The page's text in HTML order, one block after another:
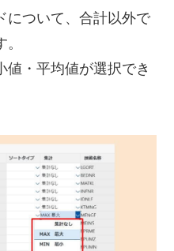
について、合計以外で
値・平均値が選択でき